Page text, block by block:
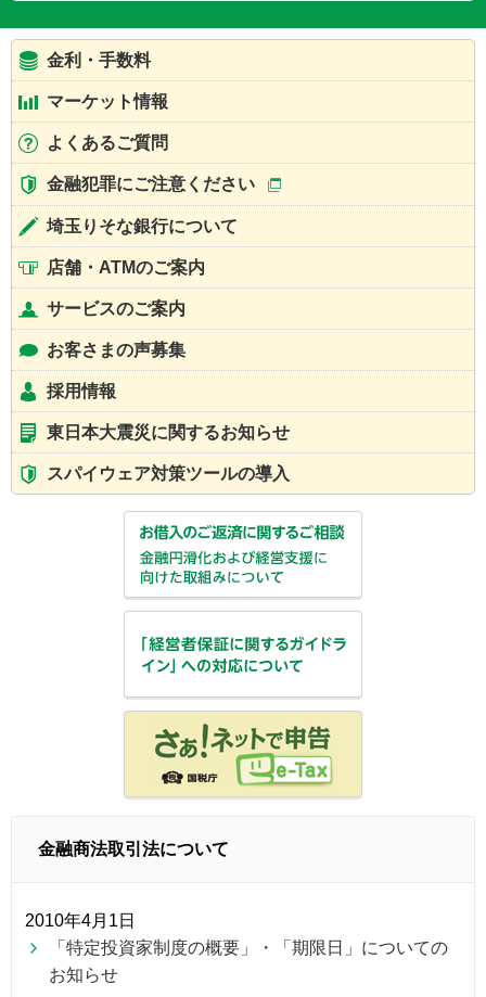
金利・手数料
マーケット情報
よくあるご質問
金融犯罪にご注意ください
埼玉りそな銀行について
店舗・ATMのご案内
サービスのご案内
お客さまの声募集
採用情報
東日本大震災に関するお知らせ
スパイウェア対策ツールの導入
金融商法取引法について
2010年4月1日
「特定投資家制度の概要」・「期限日」についての
お知らせ